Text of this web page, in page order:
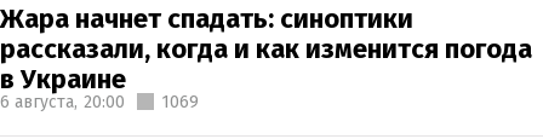
Жара начнет спадать: синоптики
рассказали, когда и как изменится погода
в Украине
6 августа, 20:00 1069